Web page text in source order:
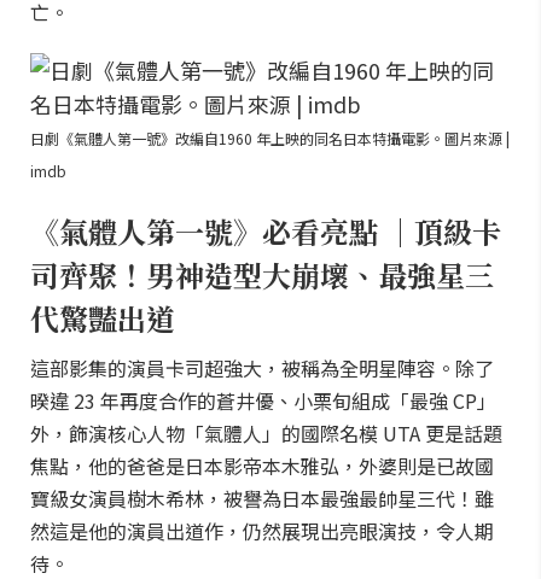
亡。
日劇《氣體人第一號》改編自1960 年上映的同名日本特攝電影。圖片來源 |
imdb
《氣體人第一號》必看亮點 ｜頂級卡
司齊聚！男神造型大崩壞、最強星三
代驚豔出道
這部影集的演員卡司超強大，被稱為全明星陣容。除了
暌違 23 年再度合作的蒼井優、小栗旬組成「最強 CP」
外，飾演核心人物「氣體人」的國際名模 UTA 更是話題
焦點，他的爸爸是日本影帝本木雅弘，外婆則是已故國
寶級女演員樹木希林，被譽為日本最強最帥星三代！雖
然這是他的演員出道作，仍然展現出亮眼演技，令人期
待。